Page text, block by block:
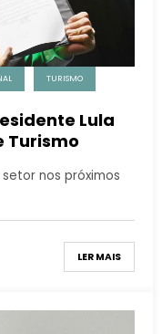
TURISMO
Lula
Turismo
nos próximos
LER MAIS